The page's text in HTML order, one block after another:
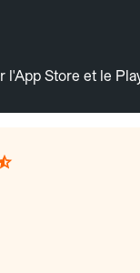
l'App Store et le